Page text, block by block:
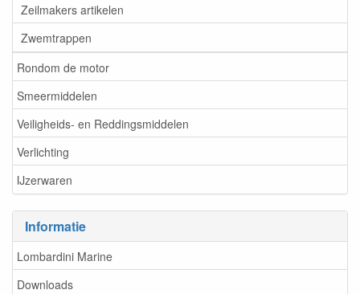
Zeilmakers artikelen
Zwemtrappen
Rondom de motor
Smeermiddelen
Veiligheids- en Reddingsmiddelen
Verlichting
IJzerwaren
Informatie
Lombardini Marine
Downloads